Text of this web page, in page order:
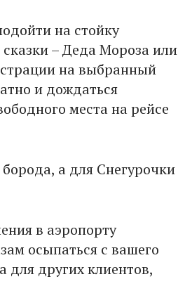
на стойку
– Деда Мороза или
на выбранный
и дождаться
места на рейсе
а для Снегурочки
в аэропорту
осыпаться с вашего
для других клиентов,